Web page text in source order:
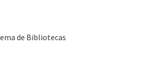
de Bibliotecas